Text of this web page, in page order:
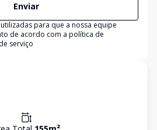
Enviar
para que a nossa equipe
de acordo com a política de
serviço